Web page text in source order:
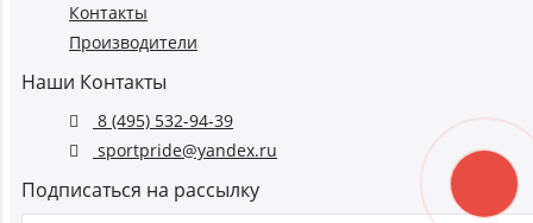
Контакты
Производители
Наши Контакты
8 (495) 532-94-39
sportpride@yandex.ru
Подписаться на рассылку